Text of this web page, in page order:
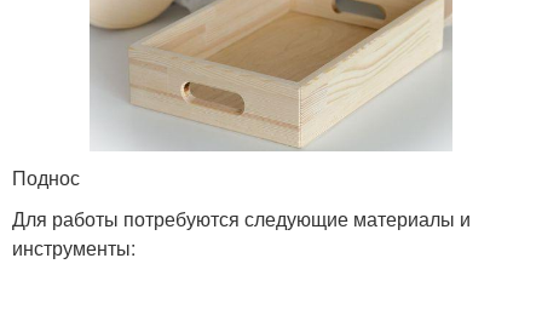
Поднос
Для работы потребуются следующие материалы и
инструменты: